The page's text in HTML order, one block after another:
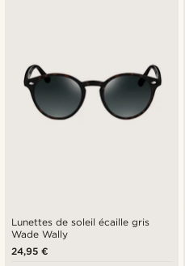
Lunettes de soleil écaille gris
Wade Wally
24,95 €